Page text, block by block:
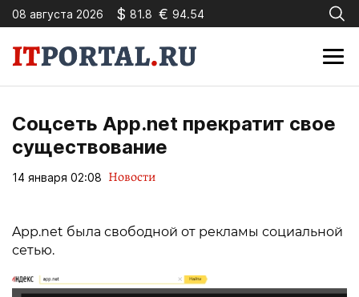
08 августа 2026 $ 81.8 € 94.54
Соцсеть App.net прекратит свое
существование
14 января 02:08 Новости
App.net была свободной от рекламы социальной
сетью.